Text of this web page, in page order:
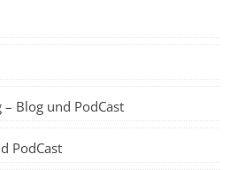
Blog und PodCast
PodCast